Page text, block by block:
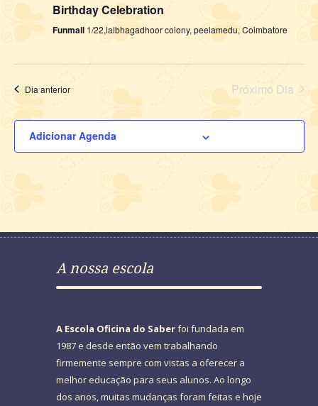
Birthday Celebration
Funmall 1/22,lalbhagadhoor colony, peelamedu, Coimbatore
Dia anterior Próximo Dia
Adicionar Agenda
A nossa escola
A Escola Oficina do Saberfoi fundada em
1987 e desde então vem trabalhando
firmemente sempre com vistas a oferecer a
melhor educação para seus alunos. Ao longo
dos anos, muitas mudanças foram feitas e hoje